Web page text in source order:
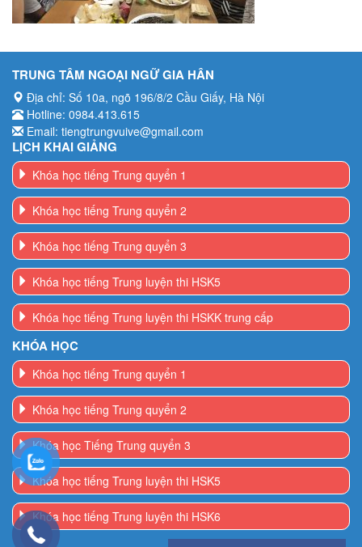
TRUNG TÂM NGOẠI NGỮ GIA HÂN
Địa chỉ: Số 10a, ngõ 196/8/2 Cầu Giấy, Hà Nội
Hotline: 0984.413.615
Email: tiengtrungvuive@gmail.com
LỊCH KHAI GIẢNG
Khóa học tiếng Trung quyển 1
Khóa học tiếng Trung quyển 2
Khóa học tiếng Trung quyển 3
Khóa học tiếng Trung luyện thi HSK5
Khóa học tiếng Trung luyện thi HSKK trung cấp
KHÓA HỌC
Khóa học tiếng Trung quyển 1
Khóa học tiếng Trung quyển 2
Khóa học Tiếng Trung quyển 3
Khóa học tiếng Trung luyện thi HSK5
Khóa học tiếng Trung luyện thi HSK6